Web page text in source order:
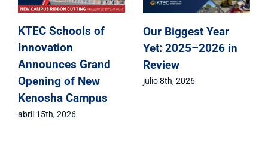
in
KTEC Schools of
Innovation
Celebrates Class of
2026 Signing Day
mayo 1st, 2026
KTEC Schools of
Innovation
Announces
Opening of New